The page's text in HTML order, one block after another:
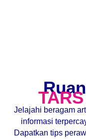
Jelajahi beragam
informasi
Dapatkan tips